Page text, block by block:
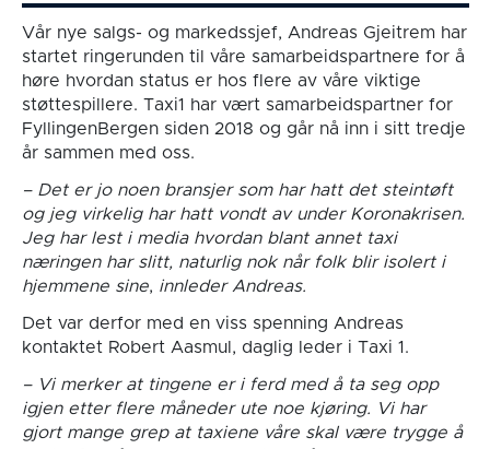
Vår nye salgs- og markedssjef, Andreas Gjeitrem har
startet ringerunden til våre samarbeidspartnere for å
høre hvordan status er hos flere av våre viktige
støttespillere. Taxi1 har vært samarbeidspartner for
FyllingenBergen siden 2018 og går nå inn i sitt tredje
år sammen med oss.
– Det er jo noen bransjer som har hatt det steintøft
og jeg virkelig har hatt vondt av under Koronakrisen.
Jeg har lest i media hvordan blant annet taxi
næringen har slitt, naturlig nok når folk blir isolert i
hjemmene sine, innleder Andreas.
Det var derfor med en viss spenning Andreas
kontaktet Robert Aasmul, daglig leder i Taxi 1.
– Vi merker at tingene er i ferd med å ta seg opp
igjen etter flere måneder ute noe kjøring. Vi har
gjort mange grep at taxiene våre skal være trygge å